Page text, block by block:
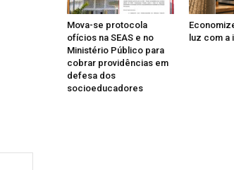
Mova-se protocola
ofícios na SEAS e no
Ministério Público para
cobrar providências em
defesa dos
socioeducadores
luz com a